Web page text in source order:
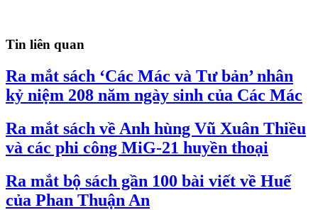
Tin liên quan
Ra mắt sách ‘Các Mác và Tư bản’ nhân
kỷ niệm 208 năm ngày sinh của Các Mác
Ra mắt sách về Anh hùng Vũ Xuân Thiều
và các phi công MiG-21 huyền thoại
Ra mắt bộ sách gần 100 bài viết về Huế
của Phan Thuận An